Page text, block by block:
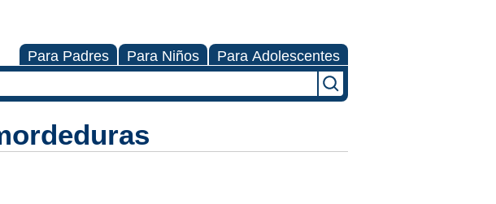
Para Padres Para Niños Para Adolescentes